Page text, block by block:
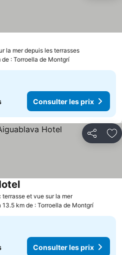
la mer depuis les terrasses
de : Torroella de Montgrí
Consulter les prix
Partager
et vue sur la mer
13.5 km de : Torroella de Montgrí
Consulter les prix